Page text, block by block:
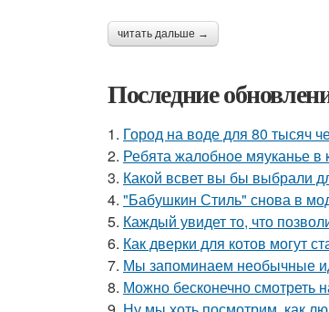
читать дальше →
Последние
1. Город на воде для 80 тысяч
2. Ребята жалобное мяуканье
3. Какой всвет вы бы выбрали
4. "Бабушкин Стиль" снова в
5. Каждый увидет то, что
6. Как дверки для котов могут
7. Мы запоминаем необычные
8. Можно бесконечно смотреть